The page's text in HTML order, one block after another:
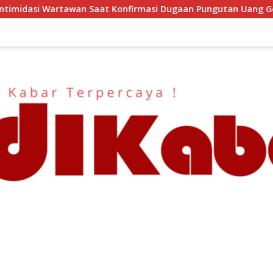
Dugaan Pungutan Uang Gedung, Anggota Komite